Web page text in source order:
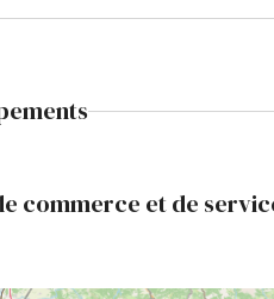
commerce et de